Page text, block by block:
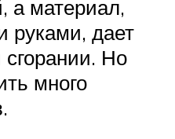
а материал,
руками, дает
сгорании. Но
много